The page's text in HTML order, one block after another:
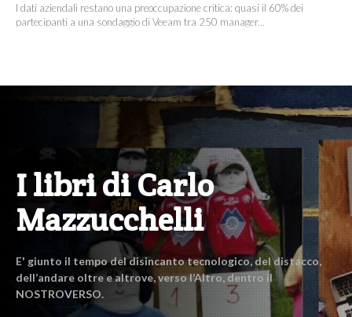
I dati aziendali restano una preoccupazione critica: quasi il 60% dei
partecipanti a una sondaggio di Veeam tra 250 manager...
I libri di Carlo
Mazzucchelli
E' giunto il tempo del disincanto tecnologico, del distacco,
dell’andare oltre e altrove, verso l’Altro, dentro il
NOSTROVERSO.